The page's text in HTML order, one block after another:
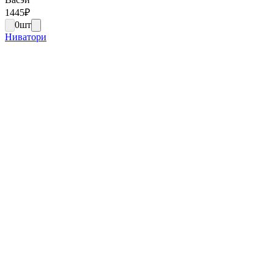
1445₽
0шт
Ниватори